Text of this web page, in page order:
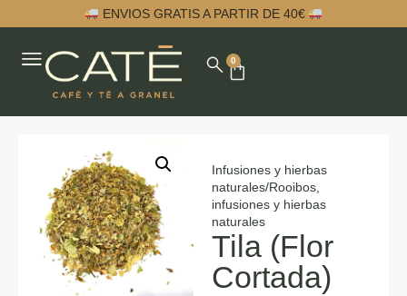
ENVIOS GRATIS A PARTIR DE 40€
0
Infusiones y hierbas
naturales/Rooibos,
infusiones y hierbas
naturales
Tila (Flor
Cortada)